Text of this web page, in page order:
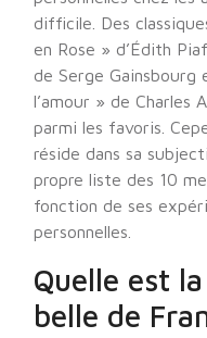
difficile. Des
en Rose » d’Édith
de Serge Gainsbourg
l’amour » de Charles
parmi les favoris.
réside dans sa
propre liste des 10
fonction de ses
personnelles.
Quelle est
belle de